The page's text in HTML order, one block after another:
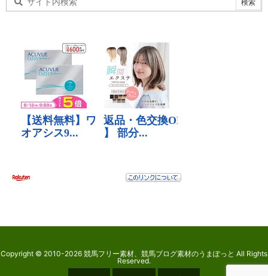
Copyright © 2010-2026 競馬フリー素材、競馬ブログ素材のうまぽっと All Rights
Reserved.